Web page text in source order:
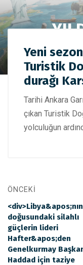
Yeni sezonun ilk
Yeni
Turistik
durağı
Tarihi Ankara
çıkan Turistik
yolculuğun
ÖNCEKI
<div>Libya&apos;nın
doğusundaki silahlı
güçlerin lideri
Hafter&apos;den
Genelkurmay
Haddad için taziye